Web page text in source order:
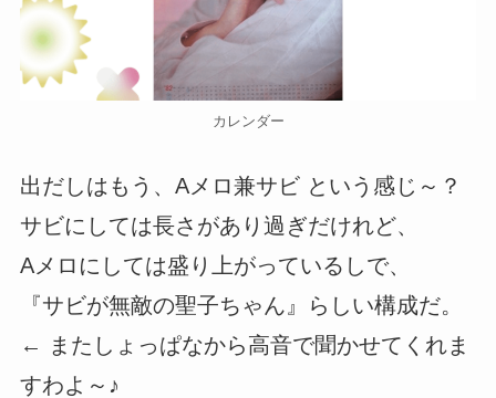
カレンダー
出だしはもう、Aメロ兼サビ という感じ～？
サビにしては長さがあり過ぎだけれど、
Aメロにしては盛り上がっているしで、
『サビが無敵の聖子ちゃん』らしい構成だ。
← またしょっぱなから高音で聞かせてくれま
すわよ～♪